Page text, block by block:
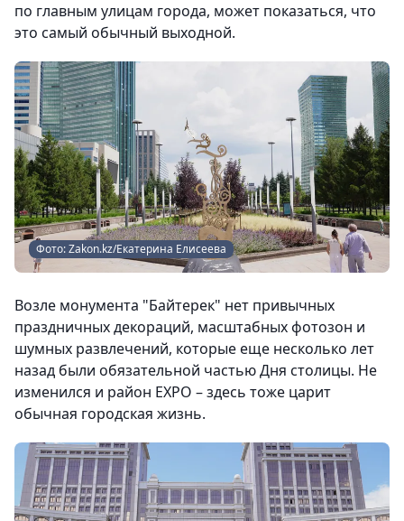
по главным улицам города, может показаться, что
это самый обычный выходной.
Фото: Zakon.kz/Екатерина Елисеева
Возле монумента "Байтерек" нет привычных
праздничных декораций, масштабных фотозон и
шумных развлечений, которые еще несколько лет
назад были обязательной частью Дня столицы. Не
изменился и район EXPO – здесь тоже царит
обычная городская жизнь.